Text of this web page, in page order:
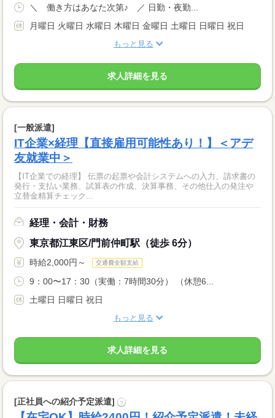
＼ 働き方はあなた次第♪ ／ 日勤・夜勤...
月曜日 火曜日 水曜日 木曜日 金曜日 土曜日 日曜日 祝日
もっと見る
求人詳細を見る
[一般派遣]
IT企業×経理【直接雇用可能性あり！】＜アデ
友就業中＞
【IT企業での経理】 伝票の起票や会計システムへの入力、請求書の
発行・支払い業務、試算表の作成、決算事務、その他仕入の発注や
立替金精算チェック...
経理・会計・財務
東京都江東区/門前仲町駅（徒歩 6分）
時給2,000円～ 交通費全額支給
9：00〜17：30（実働：7時間30分） （休憩6...
土曜日 日曜日 祝日
もっと見る
求人詳細を見る
[正社員への紹介予定派遣] ?